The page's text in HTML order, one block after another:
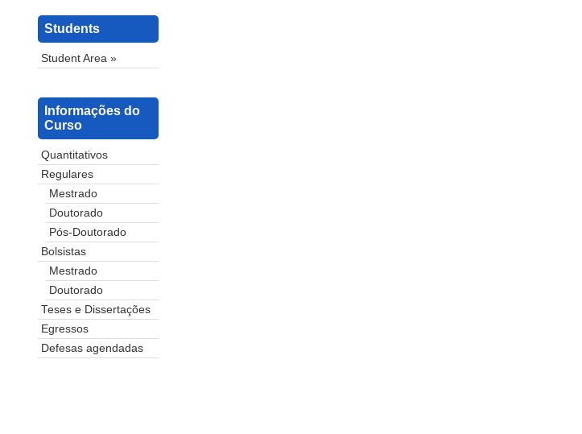
Students
Student Area »
Informações do
Curso
Quantitativos
Regulares
Mestrado
Doutorado
Pós-Doutorado
Bolsistas
Mestrado
Doutorado
Teses e Dissertações
Egressos
Defesas agendadas